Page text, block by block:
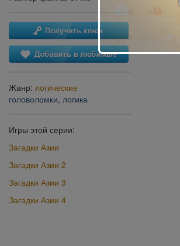
Жанр: логические
головоломки, логика
Игры этой серии:
Загадки Азии
Загадки Азии 2
Загадки Азии 3
Загадки Азии 4